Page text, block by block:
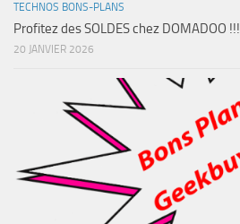
TECHNOS BONS-PLANS
Profitez des SOLDES chez DOMADOO !!!
20 JANVIER 2026